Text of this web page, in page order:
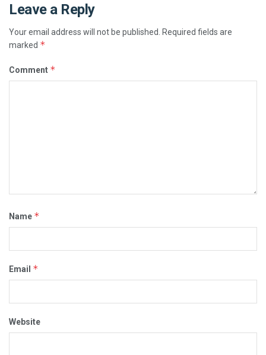
Leave a Reply
Your email address will not be published.
Required fields are
marked *
Comment *
Name *
Email *
Website